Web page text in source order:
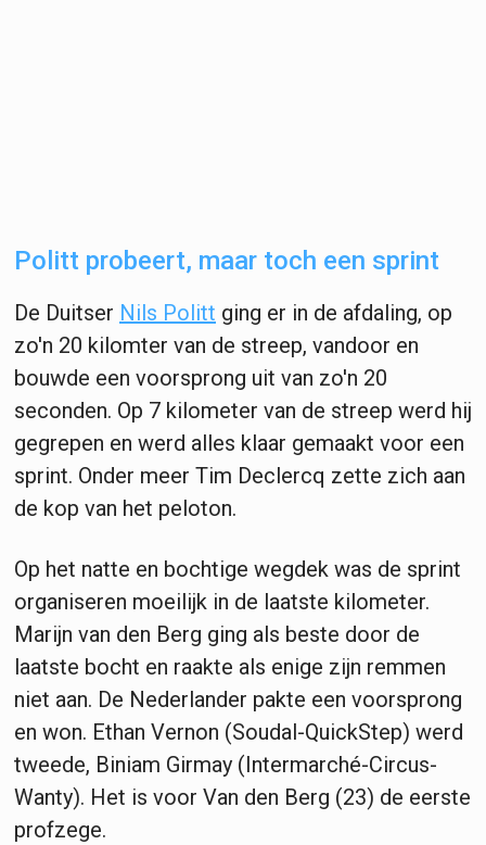
Politt probeert, maar toch een sprint
De Duitser Nils Politt ging er in de afdaling, op
zo'n 20 kilomter van de streep, vandoor en
bouwde een voorsprong uit van zo'n 20
seconden. Op 7 kilometer van de streep werd hij
gegrepen en werd alles klaar gemaakt voor een
sprint. Onder meer Tim Declercq zette zich aan
de kop van het peloton.
Op het natte en bochtige wegdek was de sprint
organiseren moeilijk in de laatste kilometer.
Marijn van den Berg ging als beste door de
laatste bocht en raakte als enige zijn remmen
niet aan. De Nederlander pakte een voorsprong
en won. Ethan Vernon (Soudal-QuickStep) werd
tweede, Biniam Girmay (Intermarché-Circus-
Wanty). Het is voor Van den Berg (23) de eerste
profzege.